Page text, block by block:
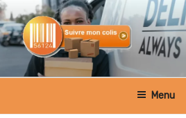
Aller
au
contenu
principal
SUIVRE MON
Menu